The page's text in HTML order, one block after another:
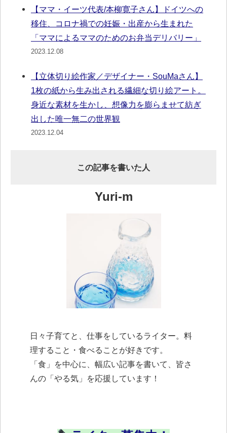
【ママ・イーツ代表/本柳寛子さん】ドイツへの
移住、コロナ禍での妊娠・出産から生まれた
「ママによるママのためのお弁当デリバリー」
2023.12.08
【立体切り絵作家／デザイナー・SouMaさん】
1枚の紙から生み出される繊細な切り絵アート。
身近な素材を生かし、想像力を膨らませて紡ぎ
出した唯一無二の世界観
2023.12.04
この記事を書いた人
Yuri-m
日々子育てと、仕事をしているライター。料
理すること・食べることが好きです。
「食」を中心に、幅広い記事を書いて、皆さ
んの「やる気」を応援しています！